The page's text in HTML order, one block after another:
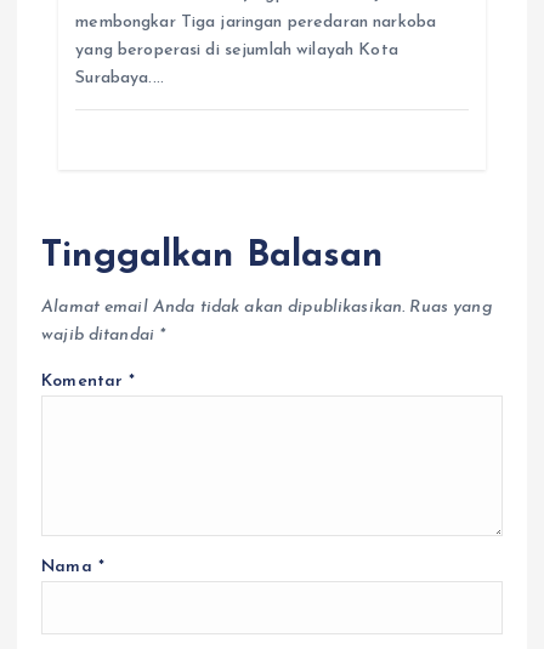
membongkar Tiga jaringan peredaran narkoba
yang beroperasi di sejumlah wilayah Kota
Surabaya.…
Tinggalkan Balasan
Alamat email Anda tidak akan dipublikasikan. Ruas yang
wajib ditandai *
Komentar*
Nama *